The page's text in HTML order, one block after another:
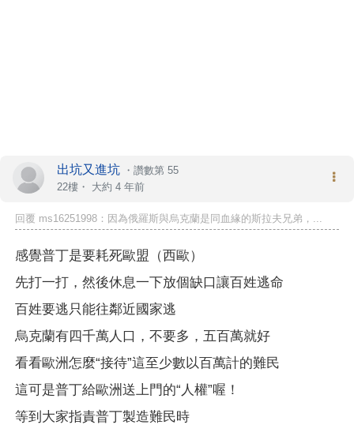
出坑又進坑 ・ 讚數第 55
22樓・ 大約 4 年前
回覆 ms16251998：因為俄羅斯與烏克蘭是同血緣的斯拉夫兄弟，...
感覺普丁是要耗死歐盟（西歐）
先打一打，然後休息一下放個缺口讓百姓逃命
百姓要逃只能往鄰近國家逃
烏克蘭有四千萬人口，不要多，五百萬就好
看看歐洲怎麼“接待”這至少數以百萬計的難民
這可是普丁給歐洲送上門的“人權”喔！
等到大家指責普丁製造難民時